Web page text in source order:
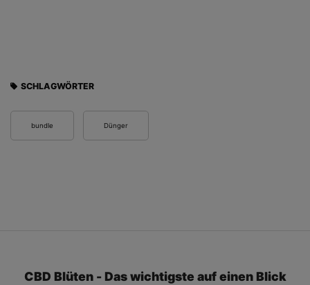
SCHLAGWÖRTER
bundle Dünger
CBD Blüten - Das wichtigste auf einen Blick